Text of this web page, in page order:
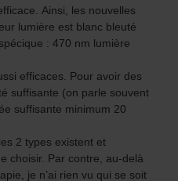
Ainsi, les nouvelles
lumière est blanc bleuté
: 470 nm lumière
efficaces. Pour avoir des
suffisante (on parle souvent
suffisante minimum 20
2 types existent et
choisir. Par contre, au-delà
je n’ai rien vu qui se soit